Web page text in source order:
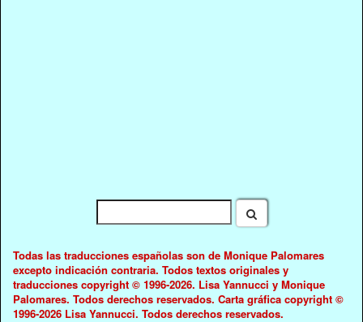
Todas las traducciones españolas son de Monique Palomares
excepto indicación contraria. Todos textos originales y
traducciones copyright © 1996-2026. Lisa Yannucci y Monique
Palomares. Todos derechos reservados. Carta gráfica copyright ©
1996-2026 Lisa Yannucci. Todos derechos reservados.